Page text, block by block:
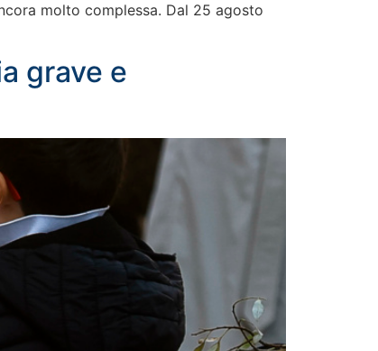
molto complessa. Dal 25 agosto
grave e